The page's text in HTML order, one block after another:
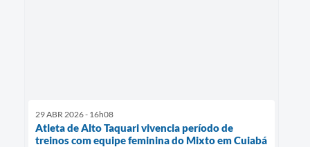
29 ABR 2026 - 16h08
Atleta de Alto Taquari vivencia período de
treinos com equipe feminina do Mixto em Cuiabá